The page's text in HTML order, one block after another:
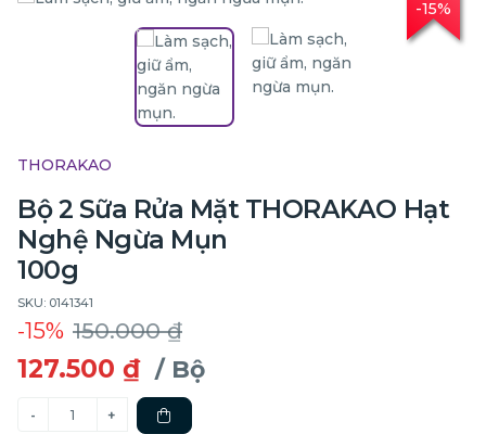
-15%
THORAKAO
Bộ 2 Sữa Rửa Mặt THORAKAO Hạt
Nghệ Ngừa Mụn
100g
SKU: 0141341
-15% 150.000 ₫
127.500 ₫ / Bộ